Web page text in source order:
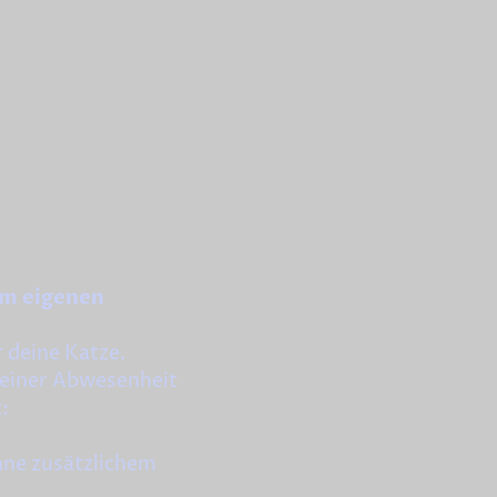
eigenen
Katze.
Abwesenheit
zusätzlichem